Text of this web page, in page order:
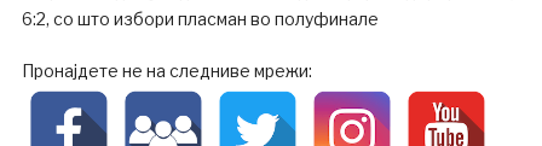
6:2, со што избори пласман во полуфинале
Пронајдете не на следниве мрежи: